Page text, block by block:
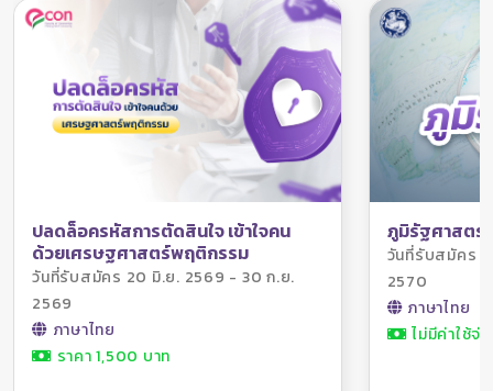
-
นักเทคนิคการแพทย์ที่ทำงาน
แล้วและ/หรือผู้ที่สำเร็จการ
ศึกษาหลักสูตรเทคนิคการ
แพทย์ มีใบอนุญาตประกอบ
วิชาชีพเทคนิคการแพทย์ และมี
ความต้องการเพิ่มพูนสมรรถนะ
ได้รับการอนุมัติให้ลาอบรมเต็ม
เวลา กรณีที่มีต้นสังกัด
การป้องกันโรค การรักษาฟื้นฟู ลดภาวะแทรกซ้อน และการป้องกัน
ผลเสียที่อาจจะเกิดขึ้นจากการรักษาของบุคคลนั้น ทำให้การดูแล
รักษาสุขภาพของประชาชนดีขึ้น ลดค่าใช้จ่ายในการรักษาที่ไม่แม่นยำ
โดยใช้เทคโนโลยีระดับสูง และสามารถให้บริการใน Medical Hub
ตามแผนปฏิบัติการบูรณาการจีโนมิกส์ประเทศไทย (Genomics
Thailand) พ.ศ. 2563 - 2567 เพื่อเป็นการส่งเสริมอุตสาหกรรม
การแพทย์ครบวงจรในประเทศและกลุ่มประเทศอาเซียนได้ รวมทั้ง
สอดคล้องกับนโยบายการปฏิรูปอุดมศึกษาไทยและการพัฒนา
ประเทศไทย (Thailand 4.0) โดยในปัจจุบันประเทศไทยกำลังขับ
เคลื่อนแผนปฏิบัติการบูรณาการจีโนมิกส์ประเทศไทย (Genomics
Thailand) พ.ศ. 2563 - 2567 ประกอบด้วยยุทธศาสตร์ 6 ด้าน
ได้แก่
1. ด้านการวิจัยและการประยุกต์ใช้ (Research and
Implementation) กำหนดหัวข้อการวิจัยหลัก 5 หัวข้อ ได้แก่ โรค
มะเร็ง โรคที่ไม่ได้รับการวินิจฉัยและโรคหายาก และโรคที่เกี่ยวกับ
ปลดล็อครหัสการตัดสินใจ เข้าใจคน
ด้วยเศรษฐศาสตร์พฤติกรรม
วันที่รับสมัคร 20 มิ.ย. 2569 - 30 ก.ย.
2569
ภาษาไทย
ราคา 1,500 บาท
ภูมิรัฐศาสตร์
วันที่รับสมัคร
2570
ภาษาไทย
ไม่มีค่าใช้จ่